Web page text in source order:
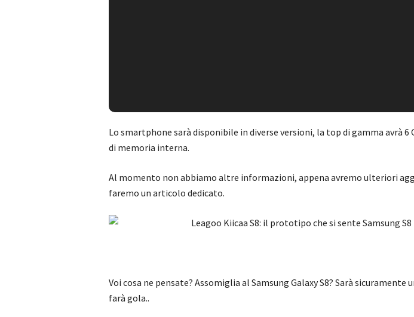
Lo smartphone sarà disponibile in diverse versioni, la top di gamma avrà 6
di memoria interna.
Al momento non abbiamo altre informazioni, appena avremo ulteriori
faremo un articolo dedicato.
Voi cosa ne pensate? Assomiglia al Samsung Galaxy S8? Sarà sicuramente
farà gola..